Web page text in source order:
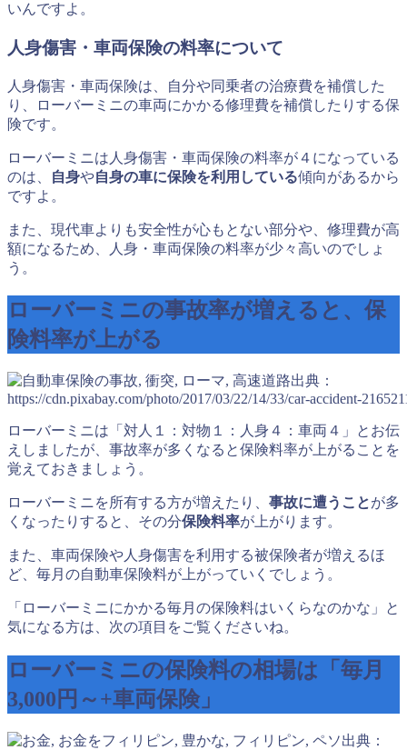
いんですよ。
人身傷害・車両保険の料率について
人身傷害・車両保険は、自分や同乗者の治療費を補償した
り、ローバーミニの車両にかかる修理費を補償したりする保
険です。
ローバーミニは人身傷害・車両保険の料率が４になっている
のは、
自身や自身の車に保険を利用している傾向があるから
ですよ。
また、現代車よりも安全性が心もとない部分や、修理費が高
額になるため、人身・車両保険の料率が少々高いのでしょ
う。
ローバーミニの事故率が増えると、保
険料率が上がる
出典：
https://cdn.pixabay.com/photo/2017/03/22/14/33/car-accident-
ローバーミニは「対人１：対物１：人身４：車両４」とお伝
えしましたが、事故率が多くなると保険料率が上がることを
覚えておきましょう。
ローバーミニを所有する方が増えたり、 事故に遭うことが多
くなったりすると、その分保険料率が上がります。
また、車両保険や人身傷害を利用する被保険者が増えるほ
ど、毎月の自動車保険料が上がっていくでしょう。
「ローバーミニにかかる毎月の保険料はいくらなのかな」と
気になる方は、次の項目をご覧くださいね。
ローバーミニの保険料の相場は「毎月
3,000円～+車両保険」
出典：